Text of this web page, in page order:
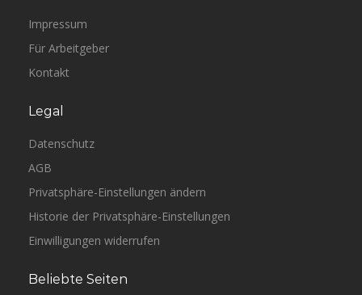
Impressum
Für Arbeitgeber
Kontakt
Legal
Datenschutz
AGB
Privatsphäre-Einstellungen ändern
Historie der Privatsphäre-Einstellungen
Einwilligungen widerrufen
Beliebte Seiten